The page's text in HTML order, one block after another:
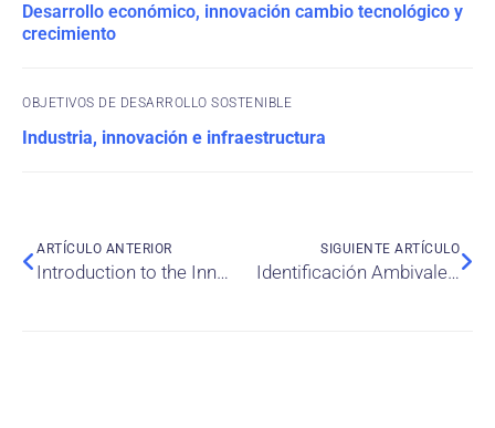
Desarrollo económico, innovación cambio tecnológico y
crecimiento
OBJETIVOS DE DESARROLLO SOSTENIBLE
Industria, innovación e infraestructura
ARTÍCULO ANTERIOR
Introduction to the Innovability Index: Beyond the fusion of innovation and sustainability
SIGUIENTE ARTÍCULO
Identificación Ambivalente: El Rol del Desempeño Laboral en el Fortalecimiento de la Identificación Organizacional en Entornos de Atención en Salud.